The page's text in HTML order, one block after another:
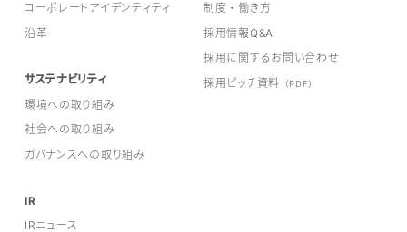
コーポレートアイデンティティ
沿革
サステナビリティ
環境への取り組み
社会への取り組み
ガバナンスへの取り組み
制度・働き方
採用情報Q&A
採用に関するお問い合わせ
採用ピッチ資料
（PDF）
IR
IRニュース